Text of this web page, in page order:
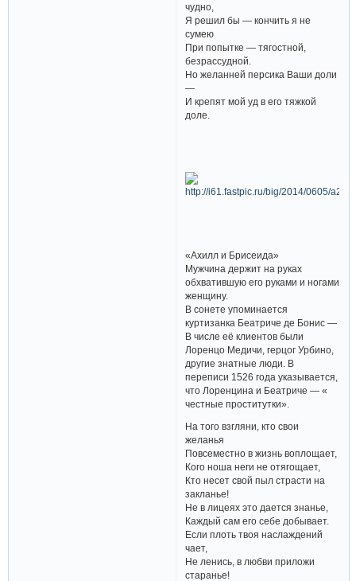
чудно,
Я решил бы — кончить я не
сумею
При попытке — тягостной,
безрассудной.
Но желанней персика Ваши доли
—
И крепят мой уд в его тяжкой
доле.
«Ахилл и Брисеида»
Мужчина держит на руках
обхватившую его руками и ногами
женщину.
В сонете упоминается
куртизанка Беатриче де Бонис —
В числе её клиентов были
Лоренцо Медичи, герцог Урбино,
другие знатные люди. В
переписи 1526 года указывается,
что Лоренцина и Беатриче — «
честные проститутки».
На того взгляни, кто свои
желанья
Повсеместно в жизнь воплощает,
Кого ноша неги не отягощает,
Кто несет свой пыл страсти на
закланье!
Не в лицеях это дается знанье,
Каждый сам его себе добывает.
Если плоть твоя наслаждений
чает,
Не ленись, в любви приложи
старанье!